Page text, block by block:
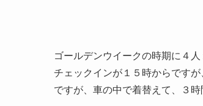
ゴールデンウイークの時期に４人
チェックインが１５時からです
ですが、車の中で着替えて、３時